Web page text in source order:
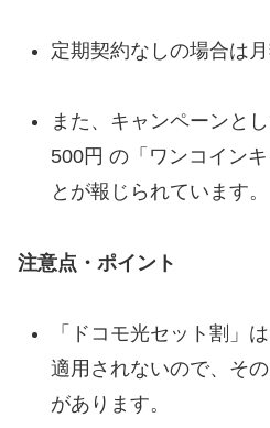
定期契約なしの場合は
また、キャンペーンと
500円 の「ワンコイン
とが報じられています。
注意点・ポイント
「ドコモ光セット割」
適用されないので、そ
があります。